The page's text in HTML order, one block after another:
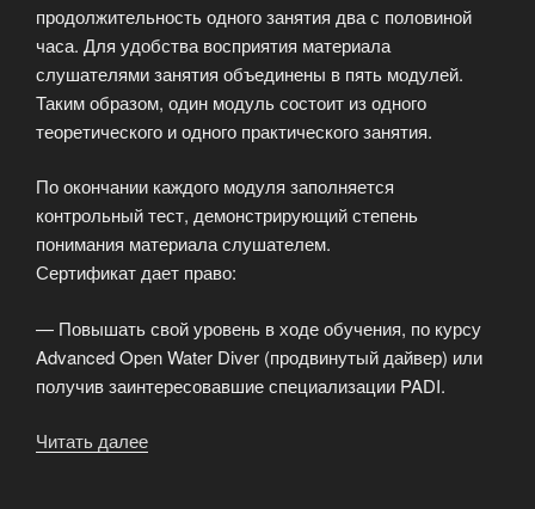
продолжительность одного занятия два с половиной
часа. Для удобства восприятия материала
слушателями занятия объединены в пять модулей.
Таким образом, один модуль состоит из одного
теоретического и одного практического занятия.
По окончании каждого модуля заполняется
контрольный тест, демонстрирующий степень
понимания материала слушателем.
Сертификат дает право:
— Повышать свой уровень в ходе обучения, по курсу
Advanced Open Water Diver (продвинутый дайвер) или
получив заинтересовавшие специализации PADI.
Читать далее